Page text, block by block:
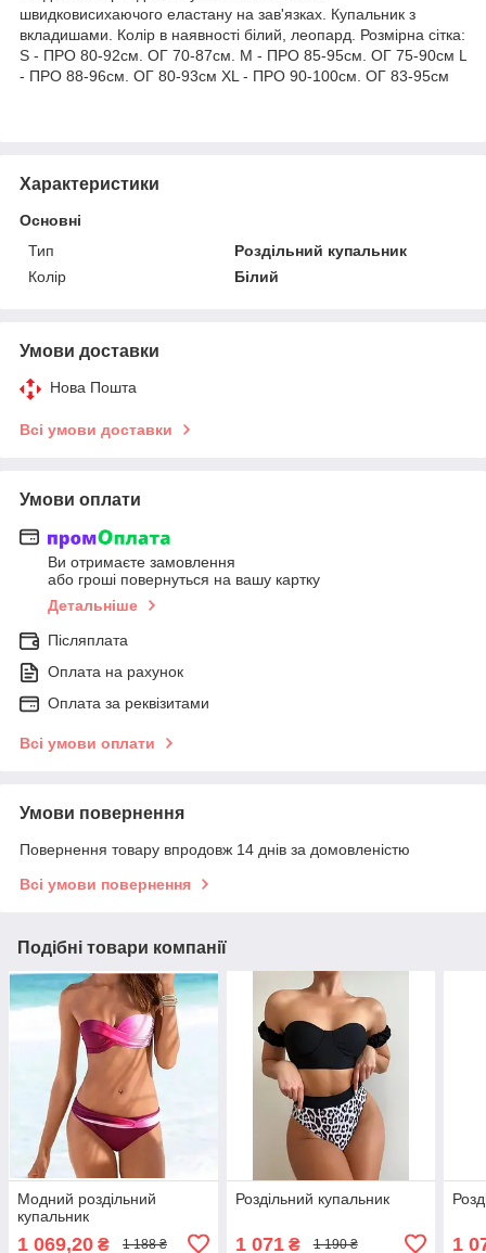
швидковисихаючого еластану на зав'язках. Купальник з
вкладишами. Колір в наявності білий, леопард. Розмірна сітка:
S - ПРО 80-92см. ОГ 70-87см. M - ПРО 85-95см. ОГ 75-90см L
- ПРО 88-96см. ОГ 80-93см XL - ПРО 90-100см. ОГ 83-95см
Характеристики
Основні
Тип
Роздільний купальник
Колір
Білий
Умови доставки
Нова Пошта
Всі умови доставки
Умови оплати
Ви отримаєте замовлення
або гроші повернуться на вашу картку
Детальніше
Післяплата
Оплата на рахунок
Оплата за реквізитами
Всі умови оплати
Умови повернення
Повернення товару впродовж 14 днів за домовленістю
Всі умови повернення
Подібні товари компанії
Модний роздільний
купальник
1 069,20 ₴ 1 188 ₴
Роздільний купальник
1 071₴ 1 190 ₴ 1